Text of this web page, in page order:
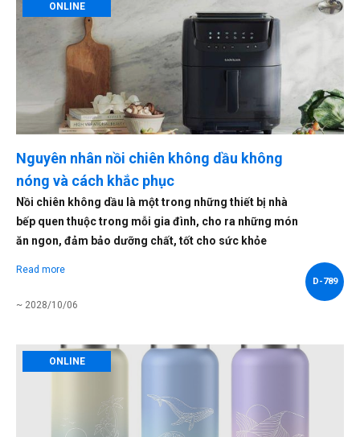
ONLINE
Nguyên nhân nồi chiên không dầu không
nóng và cách khắc phục
Nồi chiên không dầu là một trong những thiết bị nhà
bếp quen thuộc trong mỗi gia đình, cho ra những món
ăn ngon, đảm bảo dưỡng chất, tốt cho sức khỏe
Read more
~ 2028/10/06
D-789
ONLINE